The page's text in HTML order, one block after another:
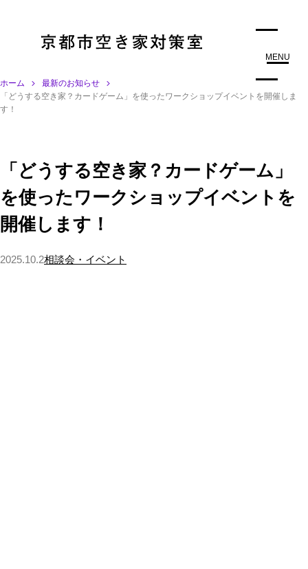
MENU
ホーム
最新のお知らせ
「どうする空き家？カードゲーム」を使ったワークショップイベントを開催しま
す！
「どうする空き家？カードゲーム」
を使ったワークショップイベントを
開催します！
2025.10.2相談会・イベント